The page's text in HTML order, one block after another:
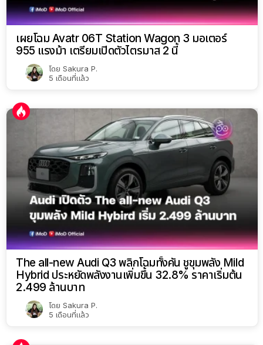
เผยโฉม Avatr 06T Station Wagon 3 มอเตอร์
955 แรงม้า เตรียมเปิดตัวไตรมาส 2 นี้
โดย Sakura P.
5 เดือนที่แล้ว
The all-new Audi Q3 พลิกโฉมทั้งคัน ชูขุมพลัง Mild
Hybrid ประหยัดพลังงานเพิ่มขึ้น 32.8% ราคาเริ่มต้น
2.499 ล้านบาท
โดย Sakura P.
5 เดือนที่แล้ว